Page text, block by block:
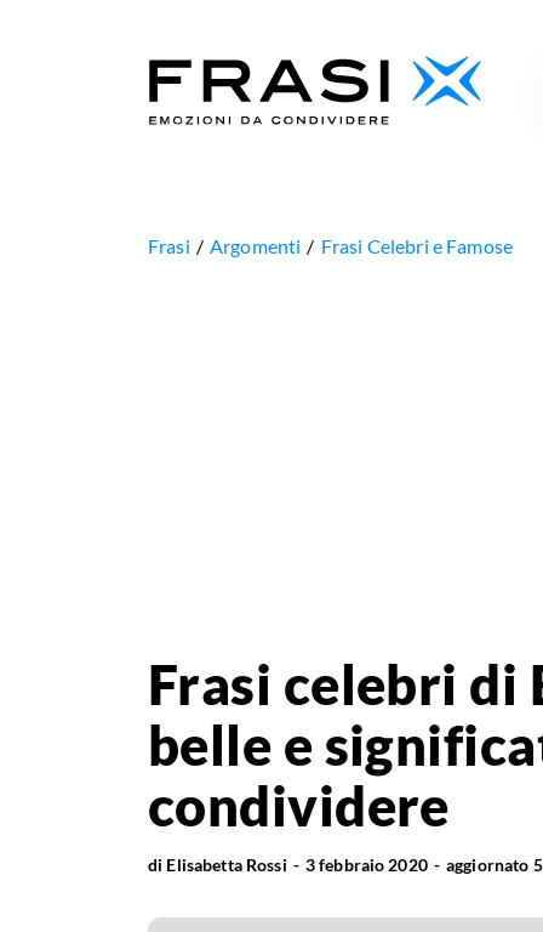
Frasi Argomenti Frasi Celebri e Famose
Frasi celebri di
belle e
condividere
di Elisabetta Rossi 3 febbraio 2020 aggiornato